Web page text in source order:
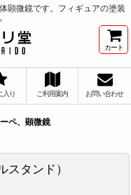
顕微鏡です。フィギュアの塗装
カート
入り ご利用案内 お問い合わせ
ペ、顕微鏡
タンド）